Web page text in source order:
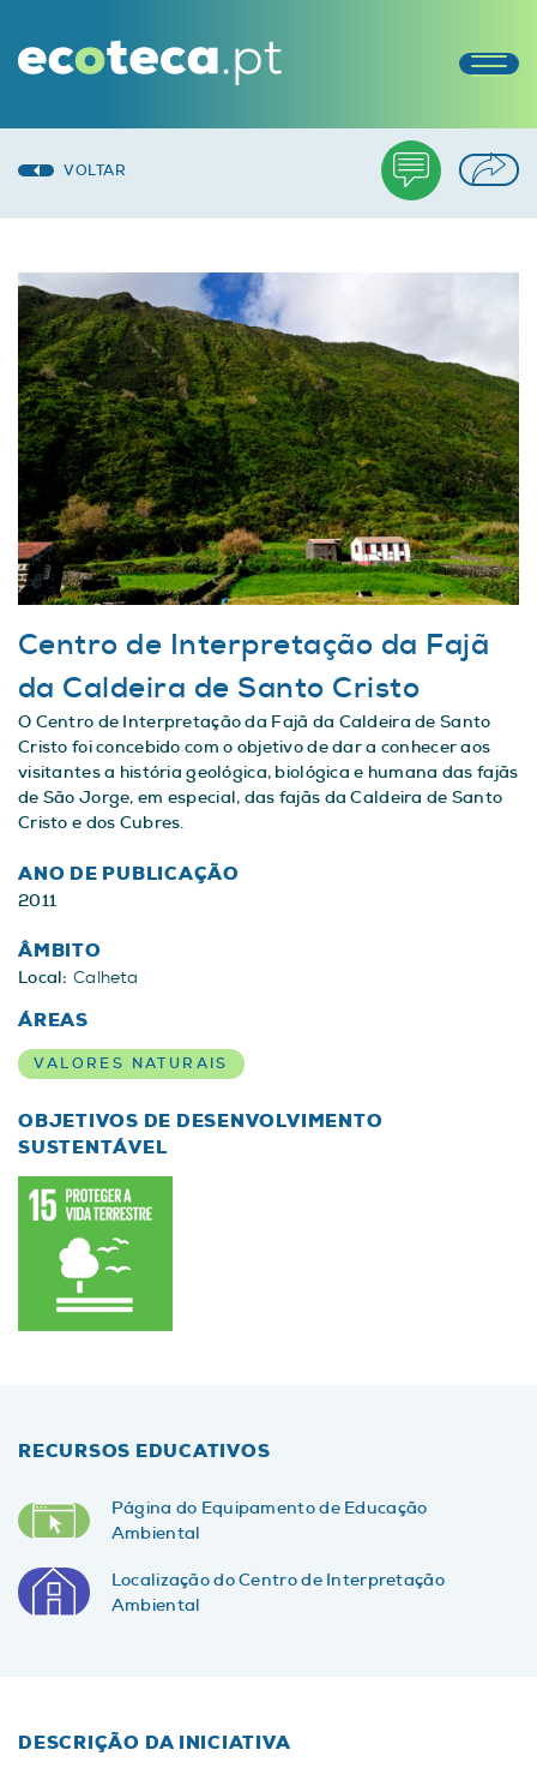
VOLTAR
Centro de Interpretação da Fajã
da Caldeira de Santo Cristo
O Centro de Interpretação da Fajã da Caldeira de Santo
Cristo foi concebido com o objetivo de dar a conhecer aos
visitantes a história geológica, biológica e humana das fajãs
de São Jorge, em especial, das fajãs da Caldeira de Santo
Cristo e dos Cubres.
ANO DE PUBLICAÇÃO
2011
ÂMBITO
Local: Calheta
ÁREAS
VALORES NATURAIS
OBJETIVOS DE DESENVOLVIMENTO
SUSTENTÁVEL
RECURSOS EDUCATIVOS
Página do Equipamento de Educação
Ambiental
Localização do Centro de Interpretação
Ambiental
DESCRIÇÃO DA INICIATIVA